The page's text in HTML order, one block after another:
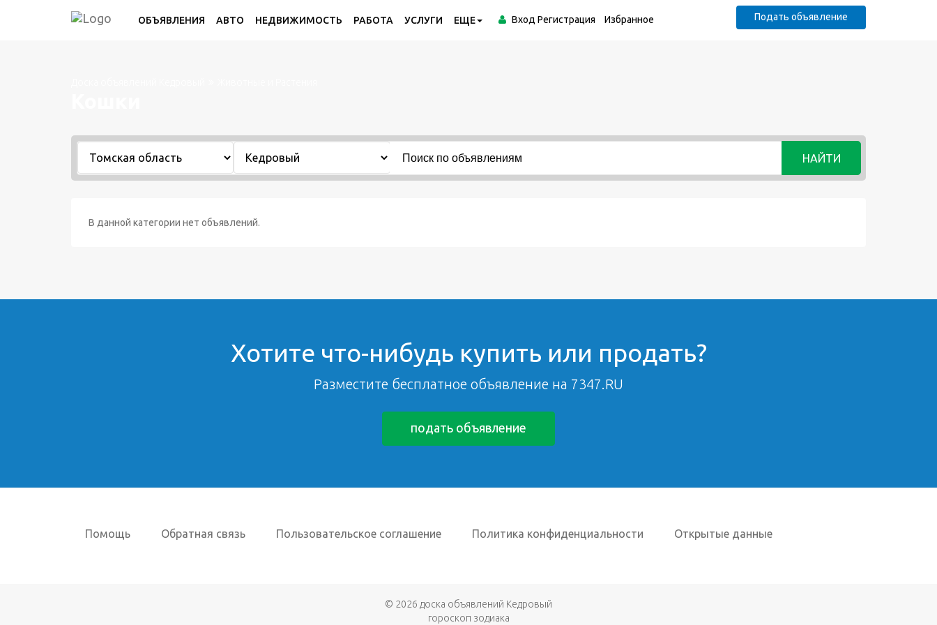
ОБЪЯВЛЕНИЯ АВТО НЕДВИЖИМОСТЬ РАБОТА УСЛУГИ ЕЩЕ Вход Регистрация Избранное Подать объявление
НАЙТИ
В данной категории нет объявлений.
Хотите что-нибудь купить или продать?
Разместите бесплатное объявление на 7347.RU
подать объявление
Помощь Обратная связь Пользовательское соглашение Политика конфиденциальности Открытые данные
© 2026 доска объявлений Кедровый
гороскоп зодиака